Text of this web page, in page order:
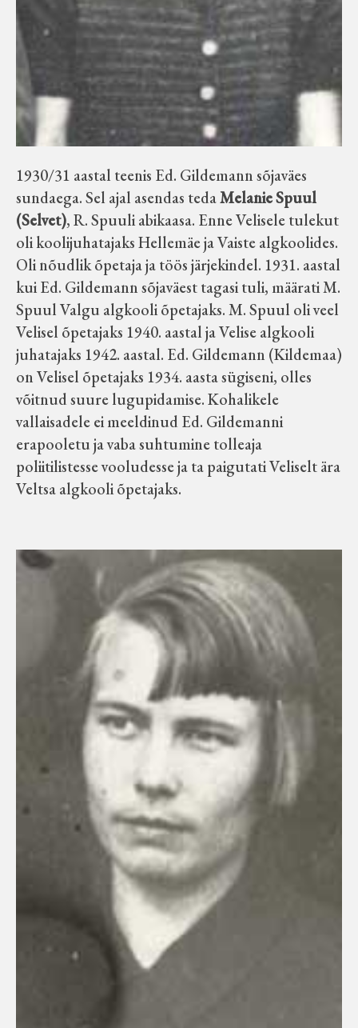
1930/31 aastal teenis Ed. Gildemann sõjaväes
sundaega. Sel ajal asendas tedaMelanie Spuul
(Selvet), R. Spuuli abikaasa. Enne Velisele tulekut
oli koolijuhatajaks Hellemäe ja Vaiste algkoolides.
Oli nõudlik õpetaja ja töös järjekindel. 1931. aastal
kui Ed. Gildemann sõjaväest tagasi tuli, määrati M.
Spuul Valgu algkooli õpetajaks. M. Spuul oli veel
Velisel õpetajaks 1940. aastal ja Velise algkooli
juhatajaks 1942. aastal. Ed. Gildemann (Kildemaa)
on Velisel õpetajaks 1934. aasta sügiseni, olles
võitnud suure lugupidamise. Kohalikele
vallaisadele ei meeldinud Ed. Gildemanni
erapooletu ja vaba suhtumine tolleaja
poliitilistesse vooludesse ja ta paigutati Veliselt ära
Veltsa algkooli õpetajaks.